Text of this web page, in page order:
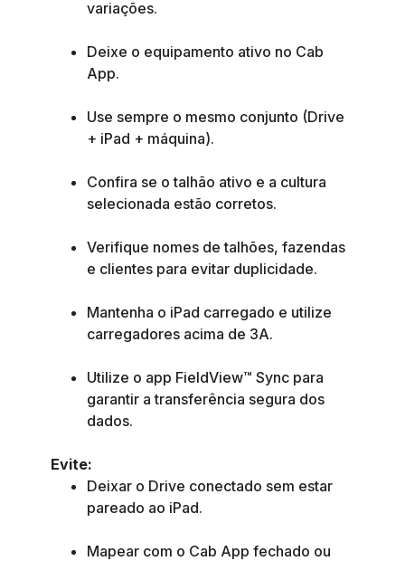
variações.
Deixe o equipamento ativo no Cab
App.
Use sempre o mesmo conjunto (Drive
+ iPad + máquina).
Confira se o talhão ativo e a cultura
selecionada estão corretos.
Verifique nomes de talhões, fazendas
e clientes para evitar duplicidade.
Mantenha o iPad carregado e utilize
carregadores acima de 3A.
Utilize o app FieldView™ Sync para
garantir a transferência segura dos
dados.
Evite:
Deixar o Drive conectado sem estar
pareado ao iPad.
Mapear com o Cab App fechado ou